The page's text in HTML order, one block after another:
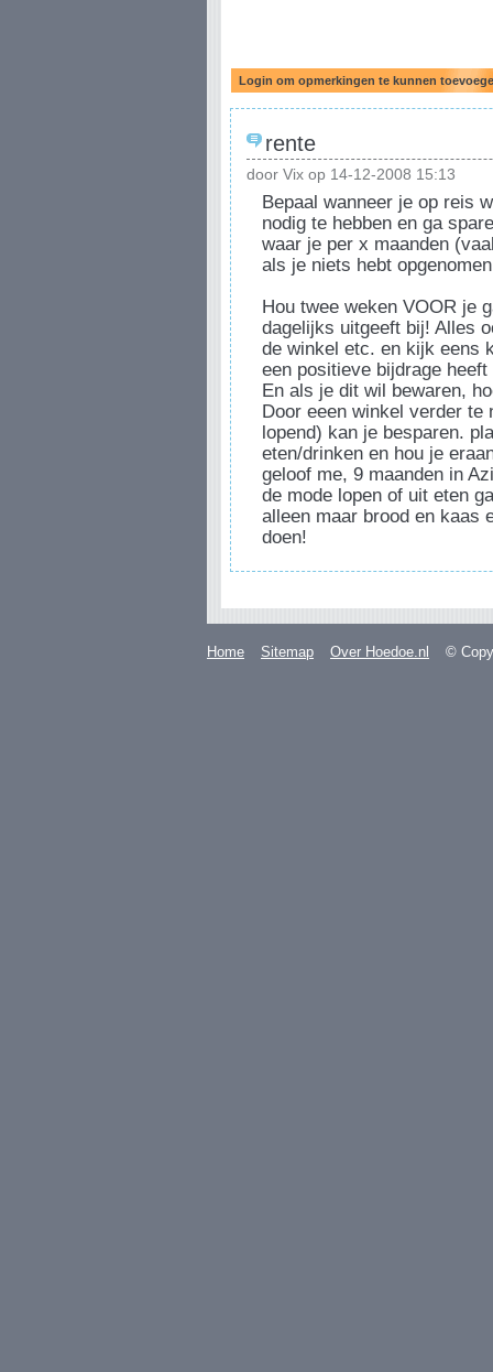
rente
door Vix op 14-12-2008 15:13
Bepaal wanneer je op reis
nodig te hebben en ga
waar je per x maanden
als je niets hebt
Hou twee weken VOOR je
dagelijks uitgeeft bij! Alles
de winkel etc. en kijk eens
een positieve bijdrage
En als je dit wil bewaren,
Door eeen winkel verder te
lopend) kan je besparen.
eten/drinken en hou je
geloof me, 9 maanden in
de mode lopen of uit eten
alleen maar brood en kaas
doen!
Home Sitemap Over Hoedoe.nl ©